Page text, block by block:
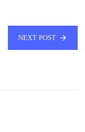
NEXT POST